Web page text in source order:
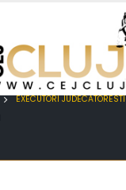
Ioan
EXECUTORI JUDECATORESTI